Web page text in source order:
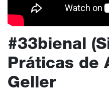
#33bienal
Práticas de
Geller